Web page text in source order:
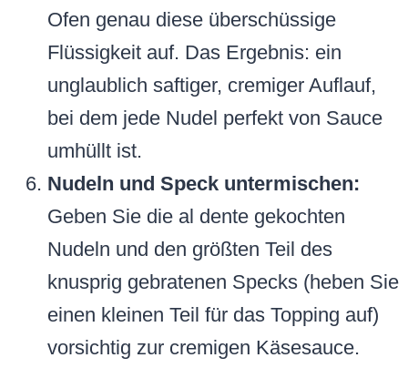
Ofen genau diese überschüssige
Flüssigkeit auf. Das Ergebnis: ein
unglaublich saftiger, cremiger Auflauf,
bei dem jede Nudel perfekt von Sauce
umhüllt ist.
Nudeln und Speck untermischen:
Geben Sie die al dente gekochten
Nudeln und den größten Teil des
knusprig gebratenen Specks (heben Sie
einen kleinen Teil für das Topping auf)
vorsichtig zur cremigen Käsesauce.